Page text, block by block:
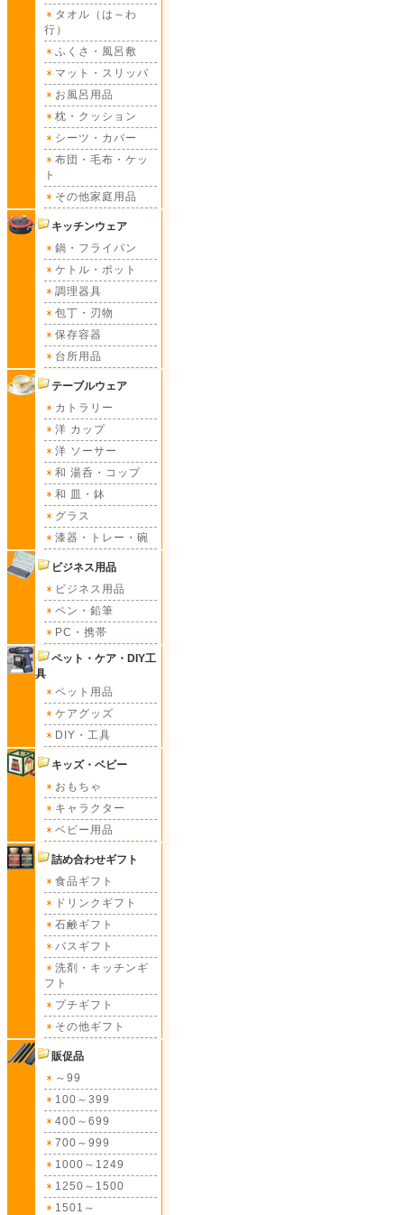
タオル（は～わ
行）
ふくさ・風呂敷
マット・スリッパ
お風呂用品
枕・クッション
シーツ・カバー
布団・毛布・ケッ
ト
その他家庭用品
キッチンウェア
鍋・フライパン
ケトル・ポット
調理器具
包丁・刃物
保存容器
台所用品
テーブルウェア
カトラリー
洋 カップ
洋 ソーサー
和 湯呑・コップ
和 皿・鉢
グラス
漆器・トレー・碗
ビジネス用品
ビジネス用品
ペン・鉛筆
PC・携帯
ペット・ケア・DIY工
具
ペット用品
ケアグッズ
DIY・工具
キッズ・ベビー
おもちゃ
キャラクター
ベビー用品
詰め合わせギフト
食品ギフト
ドリンクギフト
石鹸ギフト
バスギフト
洗剤・キッチンギ
フト
プチギフト
その他ギフト
販促品
～99
100～399
400～699
700～999
1000～1249
1250～1500
1501～